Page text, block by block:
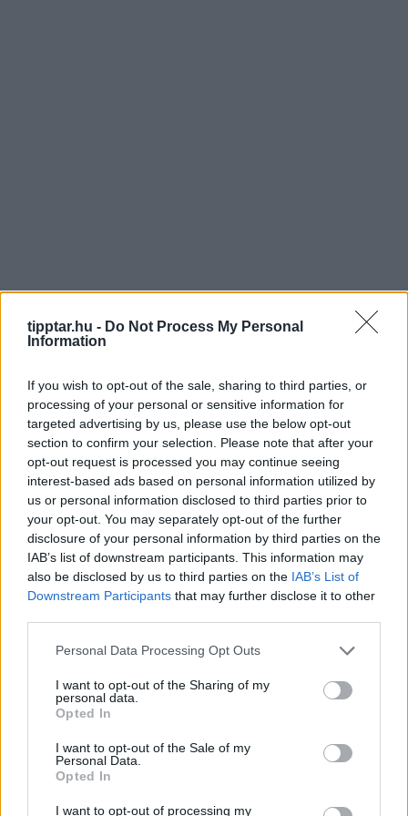
tipptar.hu - Do Not Process My Personal
Information
If you wish to opt-out of the sale, sharing to third parties, or
processing of your personal or sensitive information for
targeted advertising by us, please use the below opt-out
section to confirm your selection. Please note that after your
opt-out request is processed you may continue seeing
interest-based ads based on personal information utilized by
us or personal information disclosed to third parties prior to
your opt-out. You may separately opt-out of the further
disclosure of your personal information by third parties on the
IAB’s list of downstream participants. This information may
also be disclosed by us to third parties on the IAB’s List of
Downstream Participants that may further disclose it to other
Please note that this website/app uses one or more Google
not limited to your visit or usage behaviour. You may click to
grant or deny consent to Google and its third-party tags to
use your data for below specified purposes in below Google
consent section.
Personal Data Processing Opt Outs
I want to opt-out of the Sharing of my
personal data.
Opted In
I want to opt-out of the Sale of my
Personal Data.
Opted In
I want to opt-out of processing my